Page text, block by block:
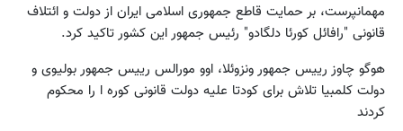
مهمانپرست، بر حمایت قاطع جمهوری اسلامی ایران از دولت و ائتلاف
قانونی "رافائل کورئا دلگادو" رئیس جمهور این کشور تاکید کرد.
هوگو چاوز رییس جمهور ونزوئلا، اوو مورالس رییس جمهور بولیوی و
دولت کلمبیا تلاش برای کودتا علیه دولت قانونی کوره ا را محکوم
کردند